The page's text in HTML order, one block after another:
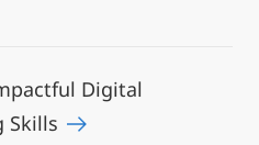
Digital
Skills